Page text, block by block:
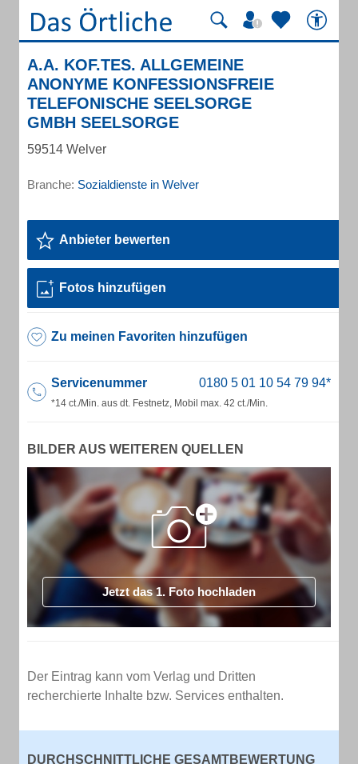
A.A. KOF.TES. ALLGEMEINE
ANONYME KONFESSIONSFREIE
TELEFONISCHE SEELSORGE
GMBH SEELSORGE
59514 Welver
Branche: Sozialdienste in Welver
Anbieter bewerten
Fotos hinzufügen
Zu meinen Favoriten hinzufügen
Servicenummer
*14 ct./Min. aus dt. Festnetz, Mobil max. 42 ct./Min.
BILDER AUS WEITEREN QUELLEN
Jetzt das 1. Foto hochladen
Der Eintrag kann vom Verlag und Dritten
recherchierte Inhalte bzw. Services enthalten.
DURCHSCHNITTLICHE GESAMTBEWERTUNG